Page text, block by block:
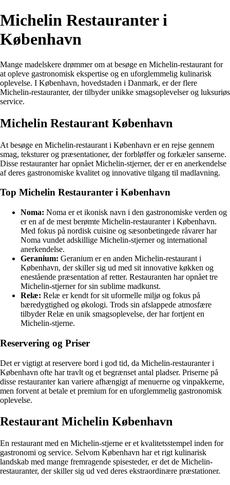
Michelin Restauranter i
København
Mange madelskere drømmer om at besøge en Michelin-restaurant for
at opleve gastronomisk ekspertise og en uforglemmelig kulinarisk
oplevelse. I København, hovedstaden i Danmark, er der flere
Michelin-restauranter, der tilbyder unikke smagsoplevelser og luksuriøs
service.
Michelin Restaurant København
At besøge en Michelin-restaurant i København er en rejse gennem
smag, teksturer og præsentationer, der forbløffer og forkæler sanserne.
Disse restauranter har opnået Michelin-stjerner, der er en anerkendelse
af deres gastronomiske kvalitet og innovative tilgang til madlavning.
Top Michelin Restauranter i København
Noma: Noma er et ikonisk navn i den gastronomiske verden og
er en af de mest berømte Michelin-restauranter i København.
Med fokus på nordisk cuisine og sæsonbetingede råvarer har
Noma vundet adskillige Michelin-stjerner og international
anerkendelse.
Geranium: Geranium er en anden Michelin-restaurant i
København, der skiller sig ud med sit innovative køkken og
enestående præsentation af retter. Restauranten har opnået tre
Michelin-stjerner for sin sublime madkunst.
Relæ: Relæ er kendt for sit uformelle miljø og fokus på
bæredygtighed og økologi. Trods sin afslappede atmosfære
tilbyder Relæ en unik smagsoplevelse, der har fortjent en
Michelin-stjerne.
Reservering og Priser
Det er vigtigt at reservere bord i god tid, da Michelin-restauranter i
København ofte har travlt og et begrænset antal pladser. Priserne på
disse restauranter kan variere afhængigt af menuerne og vinpakkerne,
men forvent at betale et premium for en uforglemmelig gastronomisk
oplevelse.
Restaurant Michelin København
En restaurant med en Michelin-stjerne er et kvalitetsstempel inden for
gastronomi og service. Selvom København har et rigt kulinarisk
landskab med mange fremragende spisesteder, er det de Michelin-
restauranter, der skiller sig ud ved deres ekstraordinære præstationer.